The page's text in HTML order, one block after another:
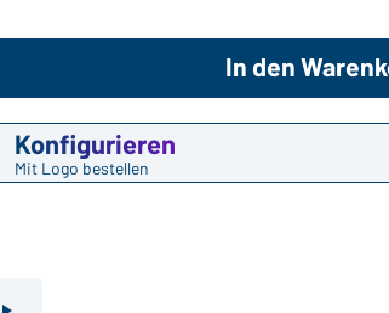
Sie
Konfigurieren
Mit Logo bestellen
In den